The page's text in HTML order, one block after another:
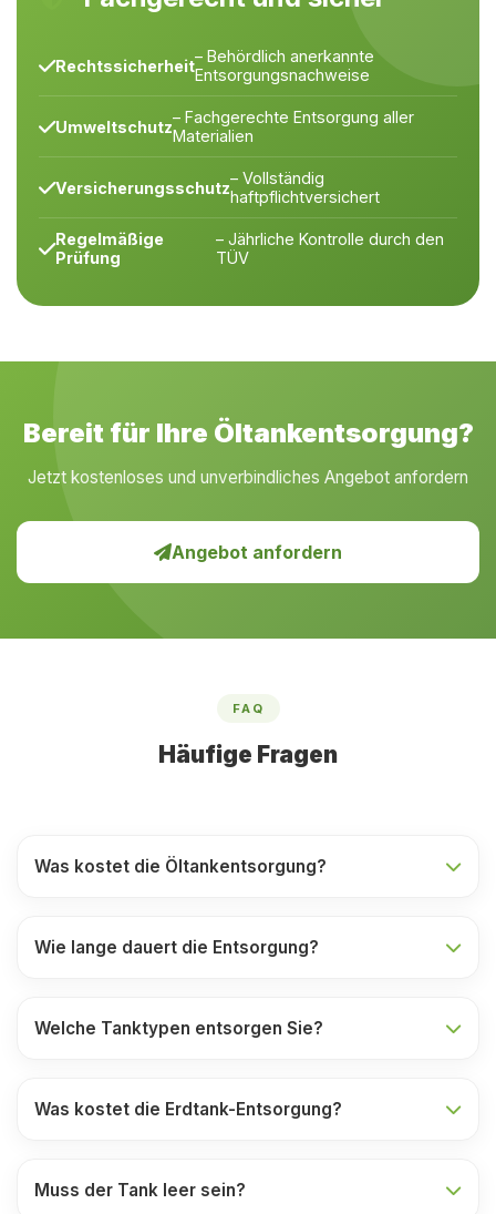
Rechtssicherheit– Behördlich anerkannte
Entsorgungsnachweise
Umweltschutz– Fachgerechte Entsorgung aller
Materialien
Versicherungsschutz– Vollständig
haftpflichtversichert
Regelmäßige
Prüfung
– Jährliche Kontrolle durch den
TÜV
Bereit für Ihre Öltankentsorgung?
Jetzt kostenloses und unverbindliches Angebot anfordern
Angebot anfordern
FAQ
Häufige Fragen
Was kostet die Öltankentsorgung?
Wie lange dauert die Entsorgung?
Welche Tanktypen entsorgen Sie?
Was kostet die Erdtank-Entsorgung?
Muss der Tank leer sein?